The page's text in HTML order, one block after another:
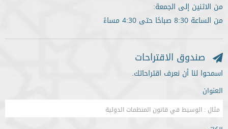
من الاثنين إلى الجمعة:
من الساعة 8:30 صباحًا حتى 4:30 مساءً
صندوق الاقتراحات
اسمحوا لنا أن نعرف اقتراحاتك.
العنوان